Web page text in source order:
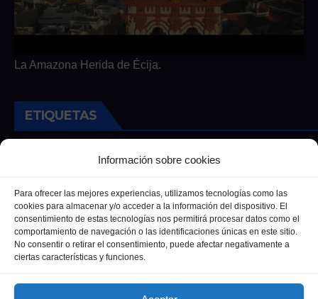
Información sobre cookies
Para ofrecer las mejores experiencias, utilizamos tecnologías como las
cookies para almacenar y/o acceder a la información del dispositivo. El
consentimiento de estas tecnologías nos permitirá procesar datos como el
comportamiento de navegación o las identificaciones únicas en este sitio.
No consentir o retirar el consentimiento, puede afectar negativamente a
ciertas características y funciones.
La Amazona Herida de Écija.
ETIQUETAS
Andalucía Cultura Deportes